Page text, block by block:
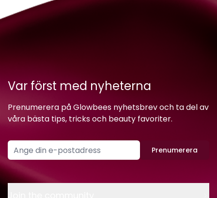
Var först med nyheterna
Prenumerera på Glowbees nyhetsbrev och ta del av
våra bästa tips, tricks och beauty favoriter.
Prenumerera